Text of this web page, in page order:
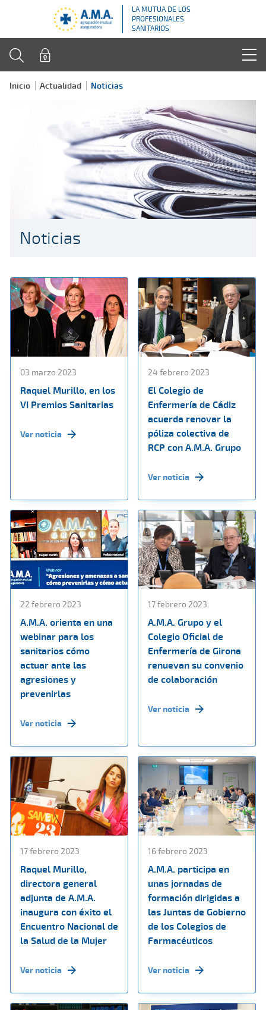
LA MUTUA DE LOS
PROFESIONALES
SANITARIOS
Inicio Actualidad Noticias
Noticias
03 marzo 2023
Raquel Murillo, en los
VI Premios Sanitarias
Ver noticia
24 febrero 2023
El Colegio de
Enfermería de Cádiz
acuerda renovar la
póliza colectiva de
RCP con A.M.A. Grupo
Ver noticia
22 febrero 2023
A.M.A. orienta en una
webinar para los
sanitarios cómo
actuar ante las
agresiones y
prevenirlas
Ver noticia
17 febrero 2023
A.M.A. Grupo y el
Colegio Oficial de
Enfermería de Girona
renuevan su convenio
de colaboración
Ver noticia
17 febrero 2023
Raquel Murillo,
directora general
adjunta de A.M.A.
inaugura con éxito el
Encuentro Nacional de
la Salud de la Mujer
Ver noticia
16 febrero 2023
A.M.A. participa en
unas jornadas de
formación dirigidas a
las Juntas de Gobierno
de los Colegios de
Farmacéuticos
Ver noticia